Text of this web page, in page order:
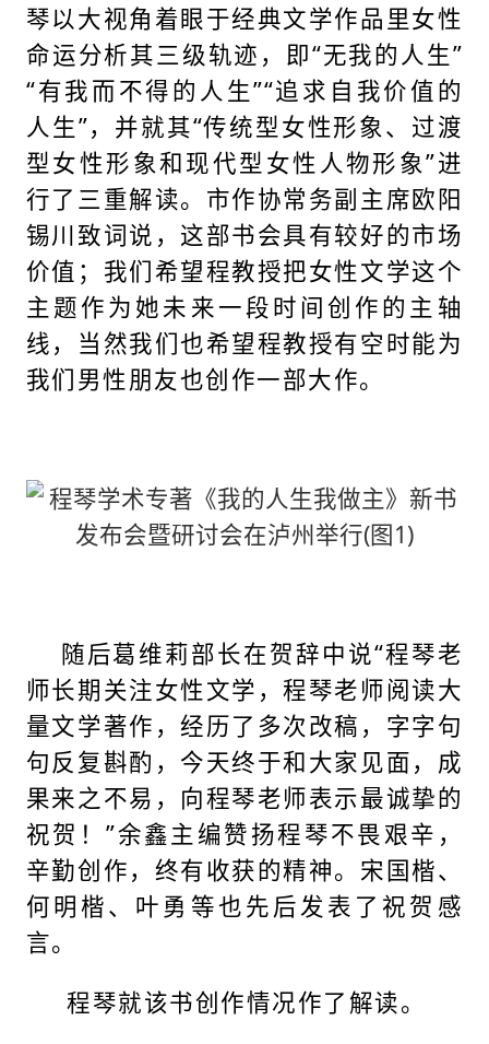
琴以大视角着眼于经典文学作品里女性
命运分析其三级轨迹，即“无我的人生”
“有我而不得的人生”“追求自我价值的
人生”，并就其“传统型女性形象、过渡
型女性形象和现代型女性人物形象”进
行了三重解读。市作协常务副主席欧阳
锡川致词说，这部书会具有较好的市场
价值；我们希望程教授把女性文学这个
主题作为她未来一段时间创作的主轴
线，当然我们也希望程教授有空时能为
我们男性朋友也创作一部大作。
随后葛维莉部长在贺辞中说“程琴老
师长期关注女性文学，程琴老师阅读大
量文学著作，经历了多次改稿，字字句
句反复斟酌，今天终于和大家见面，成
果来之不易，向程琴老师表示最诚挚的
祝贺！”余鑫主编赞扬程琴不畏艰辛，
辛勤创作，终有收获的精神。宋国楷、
何明楷、叶勇等也先后发表了祝贺感
言。
程琴就该书创作情况作了解读。